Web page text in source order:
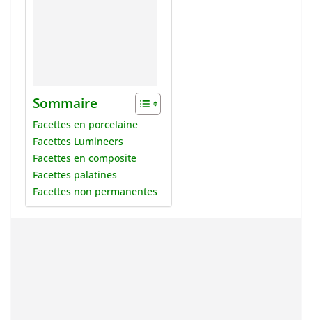
Sommaire
Facettes en porcelaine
Facettes Lumineers
Facettes en composite
Facettes palatines
Facettes non permanentes